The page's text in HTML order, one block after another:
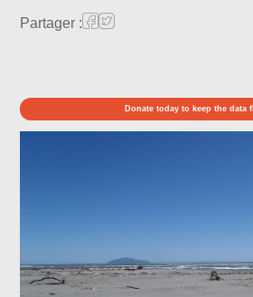
Partager :
Donate today to keep the data